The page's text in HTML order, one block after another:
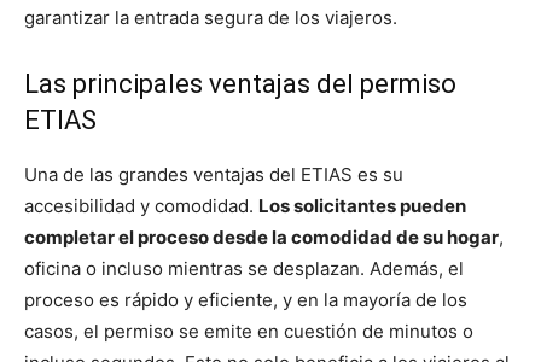
garantizar la entrada segura de los viajeros.
Las principales ventajas del permiso
ETIAS
Una de las grandes ventajas del ETIAS es su
accesibilidad y comodidad. Los solicitantes pueden
completar el proceso desde la comodidad de su hogar,
oficina o incluso mientras se desplazan. Además, el
proceso es rápido y eficiente, y en la mayoría de los
casos, el permiso se emite en cuestión de minutos o